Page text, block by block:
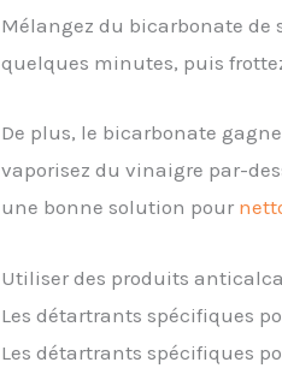
Mélangez du bicarbonate de
quelques minutes, puis
De plus, le bicarbonate
vaporisez du vinaigre par-
une bonne solution pour
Utiliser des produits
Les détartrants spécifiques
Les détartrants spécifiques